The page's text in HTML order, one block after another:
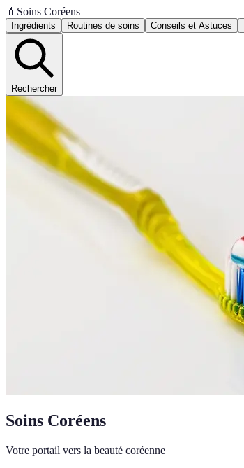
💄 Soins Coréens
Ingrédients Routines de soins Conseils et Astuces
Rechercher
Soins Coréens
Votre portail vers la beauté coréenne